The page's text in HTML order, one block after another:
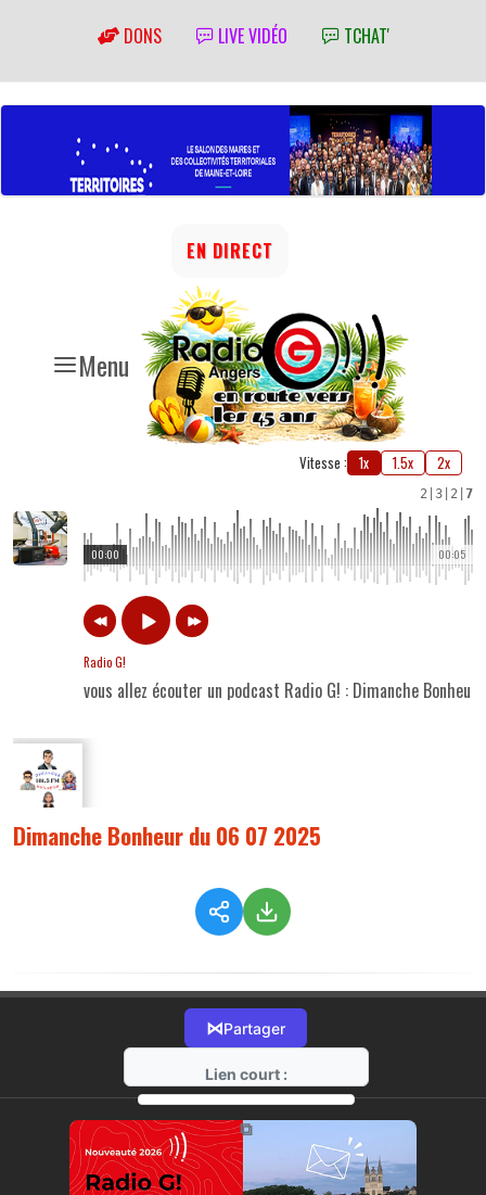
DONS LIVE VIDÉO TCHAT'
Menu
EN DIRECT
Vitesse : 1x 1.5x 2x
2 3 2 7
00:05
00:00
Radio G!
vous allez écouter un podcast Radio G! : Dimanche
Dimanche Bonheur du 06 07 2025
⋈Partager
Lien court :
https://radio-g.fr?18136
⧉